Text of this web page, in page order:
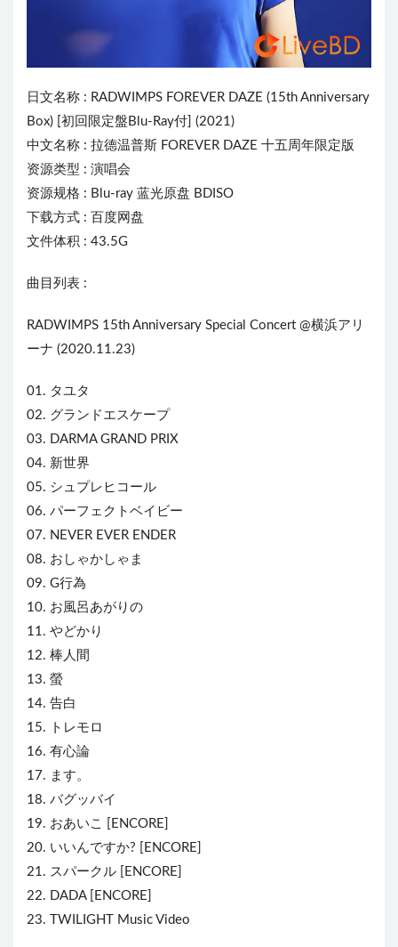
日文名称 : RADWIMPS FOREVER DAZE (15th Anniversary
Box) [初回限定盤Blu-Ray付] (2021)
中文名称 : 拉德温普斯 FOREVER DAZE 十五周年限定版
资源类型 : 演唱会
资源规格 : Blu-ray 蓝光原盘 BDISO
下载方式 : 百度网盘
文件体积 : 43.5G
曲目列表 :
RADWIMPS 15th Anniversary Special Concert @横浜アリ
ーナ (2020.11.23)
01. タユタ
02. グランドエスケープ
03. DARMA GRAND PRIX
04. 新世界
05. シュプレヒコール
06. パーフェクトベイビー
07. NEVER EVER ENDER
08. おしゃかしゃま
09. G行為
10. お風呂あがりの
11. やどかり
12. 棒人間
13. 螢
14. 告白
15. トレモロ
16. 有心論
17. ます。
18. バグッバイ
19. おあいこ [ENCORE]
20. いいんですか? [ENCORE]
21. スパークル [ENCORE]
22. DADA [ENCORE]
23. TWILIGHT Music Video